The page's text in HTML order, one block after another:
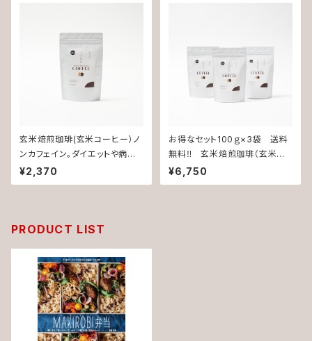
玄米焙煎珈琲(玄米コーヒー）ノ
ンカフェイン。ダイエットや病気
予防に効果的!!食物繊維やポリ
フェノ‐ルも豊富な玄米丸ごと
¥2,370
お得なセット100ｇ×3袋 送料
無料‼️ 玄米焙煎珈琲（玄米コ
ーヒー）ノンカフェイン。ダイエッ
トや病気予防に効果的!!食物繊
¥6,750
PRODUCT LIST